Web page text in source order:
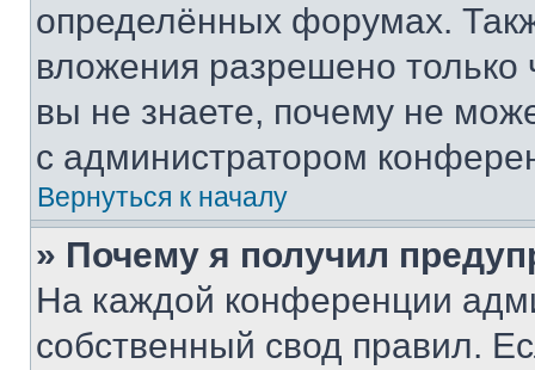
определённых форумах.
вложения разрешено
вы не знаете, почему не
с администратором
Вернуться к началу
» Почему я получил
На каждой конференции
собственный свод правил.